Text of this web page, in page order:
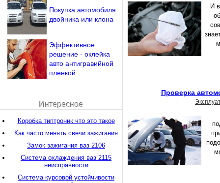
И
Проверка
Покупка автомобиля
двойника или клона
Эффективное
решение - оклейка
авто антигравийной
пленкой
Интересное
Коробка типтроник что это такое
Как часто менять свечи зажигания
Замок зажигания ваз 2106
Система охлаждения ваз 2115
неисправности
Система курсовой устойчивости